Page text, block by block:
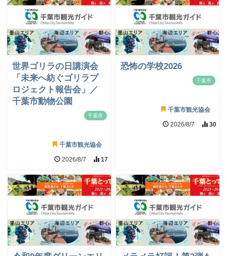
世界ゴリラの日講演会
「未来へ紡ぐゴリラプ
ロジェクト報告会」／
千葉市動物公園
千葉市
千葉市観光協会
2026/8/7 17
恐怖の学校2026
千葉市
千葉市観光協会
2026/8/7 30